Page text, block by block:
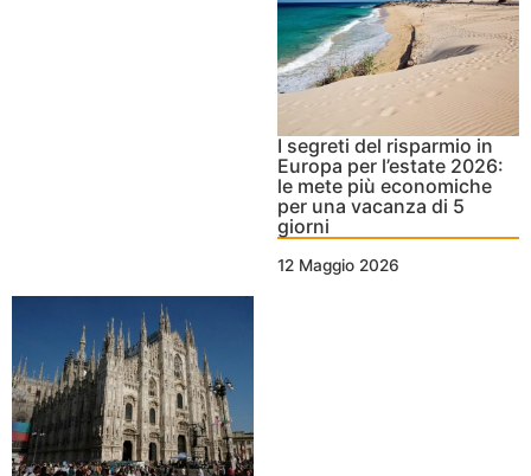
I segreti del risparmio in
Europa per l’estate 2026:
le mete più economiche
per una vacanza di 5
giorni
12 Maggio 2026